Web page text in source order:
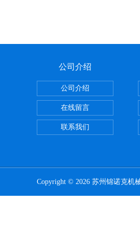
公司介绍
公司介绍
在线留言
联系我们
Copyright © 2026 苏州锦诺克机